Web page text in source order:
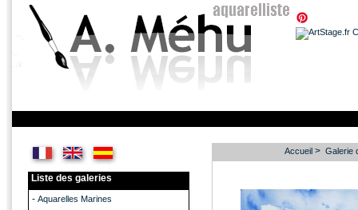
Liste des galeries
- Aquarelles Marines
Accueil> Galerie